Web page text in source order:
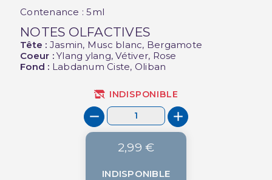
Contenance : 5ml
NOTES OLFACTIVES
Tête : Jasmin, Musc blanc, Bergamote
Coeur : Ylang ylang, Vétiver, Rose
Fond : Labdanum Ciste, Oliban
INDISPONIBLE
2,99 €
INDISPONIBLE